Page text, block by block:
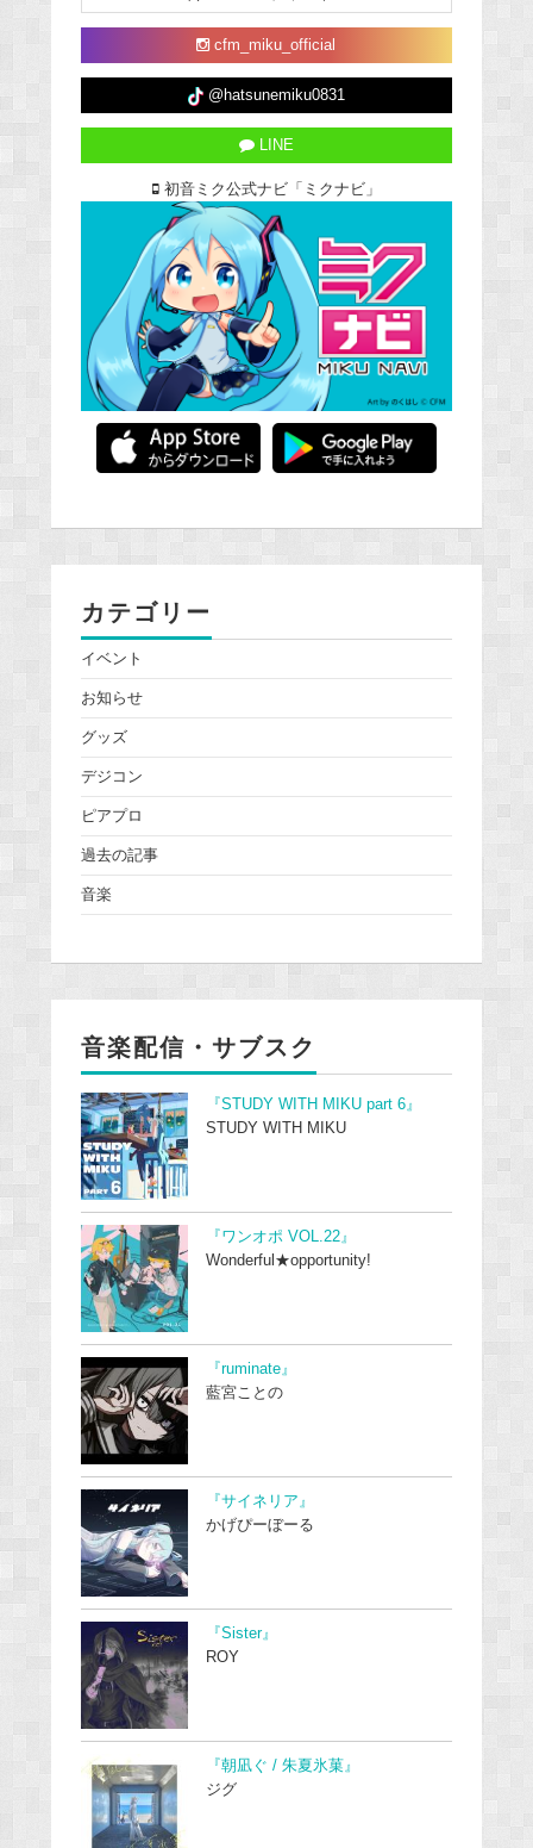
cfm_miku_official
@hatsunemiku0831
LINE
初音ミク公式ナビ「ミクナビ」
カテゴリー
イベント
お知らせ
グッズ
デジコン
ピアプロ
過去の記事
音楽
音楽配信・サブスク
『STUDY WITH MIKU part 6』
STUDY WITH MIKU
『ワンオポ VOL.22』
Wonderful★opportunity!
『ruminate』
藍宮ことの
『サイネリア』
かげぴーぼーる
『Sister』
ROY
『朝凪ぐ / 朱夏氷菓』
ジグ